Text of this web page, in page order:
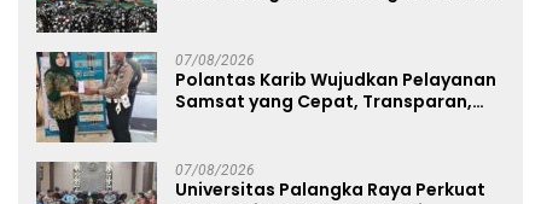
07/08/2026
Polantas Karib Wujudkan Pelayanan
Samsat yang Cepat, Transparan,
07/08/2026
Universitas Palangka Raya Perkuat